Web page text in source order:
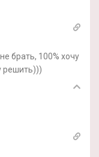
брать, 100% хочу
решить)))